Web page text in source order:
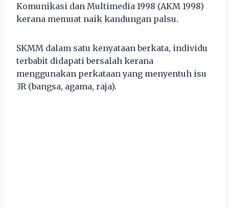
Komunikasi dan Multimedia 1998 (AKM 1998)
kerana memuat naik kandungan palsu.
SKMM dalam satu kenyataan berkata, individu
terbabit didapati bersalah kerana
menggunakan perkataan yang menyentuh isu
3R (bangsa, agama, raja).